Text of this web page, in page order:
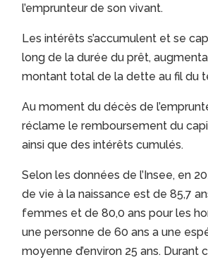
l’emprunteur de son vivant.
Les intérêts s’accumulent et se
long de la durée du prêt,
montant total de la dette au fil du
Au moment du décès de
réclame le remboursement du
ainsi que des intérêts cumulés.
Selon les données de l’Insee, en
de vie à la naissance est de 85,7
femmes et de 80,0 ans pour les
une personne de 60 ans a une
moyenne d’environ 25 ans. Durant